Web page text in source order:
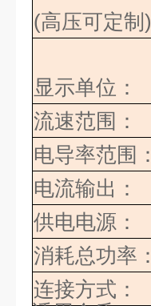
(高压可定制)
显示单位：
流速范围：
电导率范围：
电流输出：
供电电源：
消耗总功率：
连接方式：